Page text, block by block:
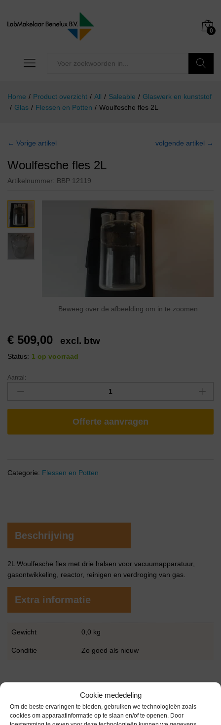
Cookie mededeling
Om de beste ervaringen te bieden, gebruiken we technologieën zoals
cookies om apparaatinformatie op te slaan en/of te openen. Door
0
Home / Product overzicht / All / Saleable / Glaswerk en kunststof
/ Glas / Flessen en Potten / Woulfesche fles 2L
← Vorige artikel volgende artikel →
Woulfesche fles 2L
Artikelnummer: BBP 12119
Beweeg over de afbeelding om in te zoomen
€ 509,00 excl. btw
Status: 1 op voorraad
Aantal:
Offerte aanvragen
Categorie: Flessen en Potten
Beschrijving
2L Woulfesche fles met drie halsen voor vacuumapparatuur,
gasontwikkeling, reactor, reinigen en verdroging van gas.
Extra informatie
Gewicht 0,0 kg
Conditie Zo goed als nieuw